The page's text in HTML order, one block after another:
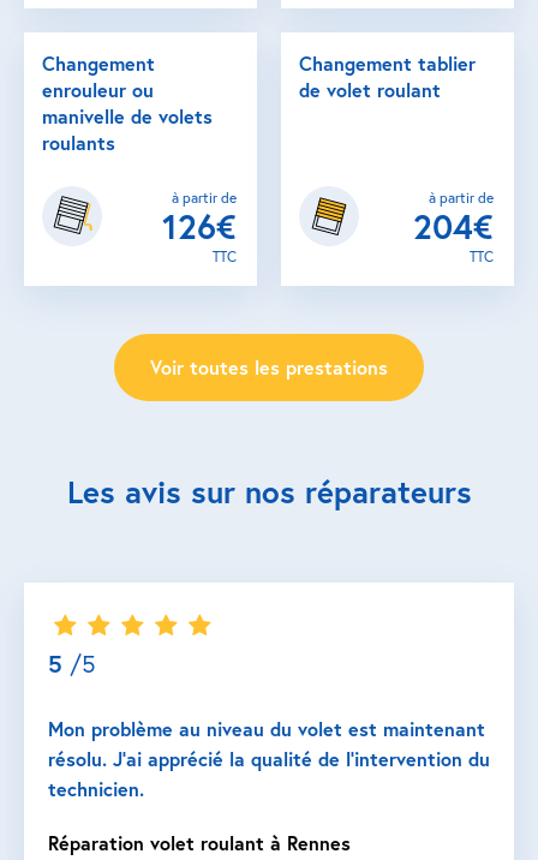
Changement
enrouleur ou
manivelle de volets
roulants
à partir de
126€
TTC
Changement tablier
de volet roulant
à partir de
204€
TTC
Voir toutes les prestations
Les avis sur nos réparateurs
5 /5
Mon problème au niveau du volet est maintenant
résolu. J’ai apprécié la qualité de l’intervention du
technicien.
Réparation volet roulant à Rennes